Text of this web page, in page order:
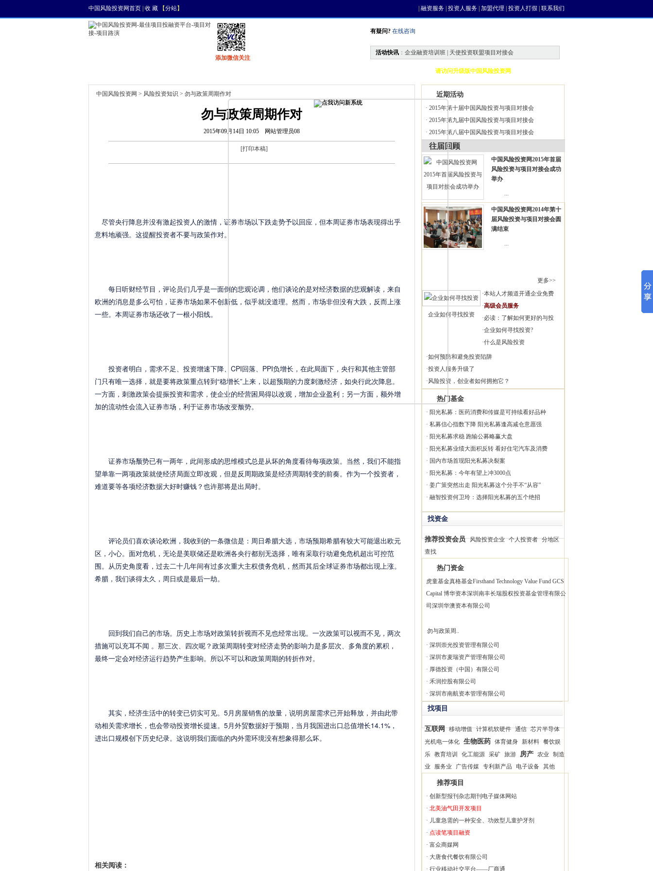
中国风险投资网首页 收 藏 【分站】 融资服务 投资人服务 加盟代理 投资人打假 联系我们
添加微信关注
有疑问? 在线咨询
活动快讯 ： 企业融资培训班 | 天使投资联盟项目对接会
请访问升级版中国风险投资网
中国风险投资网 > 风险投资知识 > 勿与政策周期作对
勿与政策周期作对
2015年09月14日 10:05 网站管理员08
[打印本稿]
尽管央行降息并没有激起投资人的激情，证券市场以下跌走势予以回应，但本周证券市场表现得出乎
意料地顽强。这提醒投资者不要与政策作对。
每日听财经节目，评论员们几乎是一面倒的悲观论调，他们谈论的是对经济数据的悲观解读，来自
欧洲的消息是多么可怕，证券市场如果不创新低，似乎就没道理。然而，市场非但没有大跌，反而上涨
一些。本周证券市场还收了一根小阳线。
投资者明白，需求不足、投资增速下降、CPI回落、PPI负增长，在此局面下，央行和其他主管部
门只有唯一选择，就是要将政策重点转到“稳增长”上来，以超预期的力度刺激经济，如央行此次降息。
一方面，刺激政策会提振投资和需求，使企业的经营困局得以改观，增加企业盈利；另一方面，额外增
加的流动性会流入证券市场，利于证券市场改变颓势。
证券市场颓势已有一两年，此间形成的思维模式总是从坏的角度看待每项政策。当然，我们不能指
望单靠一两项政策就使经济局面立即改观，但是反周期政策是经济周期转变的前奏。作为一个投资者，
难道要等各项经济数据大好时赚钱？也许那将是出局时。
评论员们喜欢谈论欧洲，我收到的一条微信是：周日希腊大选，市场预期希腊有较大可能退出欧元
区，小心。面对危机，无论是美联储还是欧洲各央行都别无选择，唯有采取行动避免危机超出可控范
围。从历史角度看，过去二十几年间有过多次重大主权债务危机，然而其后全球证券市场都出现上涨。
希腊，我们谈得太久，周日或是最后一劫。
回到我们自己的市场。历史上市场对政策转折视而不见也经常出现。一次政策可以视而不见，两次
措施可以充耳不闻 。那三次、四次呢？政策周期转变对经济走势的影响力是多层次、多角度的累积，
最终一定会对经济运行趋势产生影响。所以不可以和政策周期的转折作对。
其实，经济生活中的转变已切实可见。5月房屋销售的放量，说明房屋需求已开始释放，并由此带
动相关需求增长，也会带动投资增长提速。5月外贸数据好于预期，当月我国进出口总值增长14.1%，
进出口规模创下历史纪录。这说明我们面临的内外需环境没有想象得那么坏。
相关阅读：
近期活动
· 2015年第十届中国风险投资与项目对接会
· 2015年第九届中国风险投资与项目对接会
· 2015年第八届中国风险投资与项目对接会
往届回顾
中国风险投资网2015年首届
风险投资与项目对接会成功
举办
...
中国风险投资网2014年第十
届风险投资与项目对接会圆
满结束
...
更多>>
企业如何寻找投资
·本站人才频道开通企业免费
·高级会员服务
·必读：了解如何更好的与投
·企业如何寻找投资?
·什么是风险投资
·如何预防和避免投资陷阱
·投资人服务升级了
·风险投资，创业者如何拥抱它？
热门基金
· 阳光私募：医药消费和传媒是可持续看好品种
· 私募信心指数下降 阳光私募逢高减仓意愿强
· 阳光私募求稳 跑输公募略赢大盘
· 阳光私募业绩大面积反转 看好住宅汽车及消费
· 国内市场首现阳光私募决裂案
· 阳光私募：今年有望上冲3000点
· 姜广策突然出走 阳光私募这个分手不“从容”
· 融智投资何卫玲：选择阳光私募的五个绝招
找资金
推荐投资会员 风险投资企业 个人投资者 分地区
查找
热门资金
虎童基金真格基金Firsthand Technology Value Fund GCS
Capital 博华资本深圳南丰长瑞股权投资基金管理有限公
司 深圳华澳资本有限公司
勿与政策周..
· 深圳崇光投资管理有限公司
· 深圳市麦瑞资产管理有限公司
· 厚德投资（中国）有限公司
· 禾润控股有限公司
· 深圳市南航资本管理有限公司
找项目
互联网 移动增值 计算机软硬件 通信 芯片半导体
光机电一体化 生物医药 体育健身 新材料 餐饮娱
乐 教育培训 化工能源 采矿 旅游 房产 农业
制造
业
服务业 广告传媒 专利新产品 电子设备 其他
推荐项目
· 创新型报刊杂志期刊电子媒体网站
· 北美油气田开发项目
· 儿童急需的一种安全、功效型儿童护牙剂
· 点读笔项目融资
· 富众商媒网
· 大唐食代餐饮有限公司
· 行业移动社交平台——厂商通